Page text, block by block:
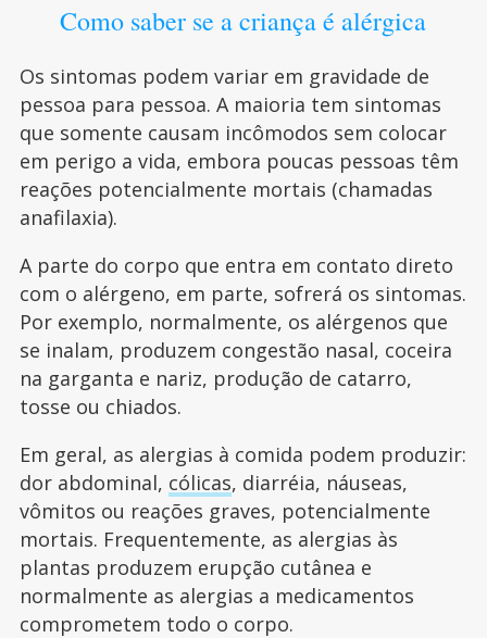
Como saber se a criança é alérgica
Os sintomas podem variar em gravidade de
pessoa para pessoa. A maioria tem sintomas
que somente causam incômodos sem colocar
em perigo a vida, embora poucas pessoas têm
reações potencialmente mortais (chamadas
anafilaxia).
A parte do corpo que entra em contato direto
com o alérgeno, em parte, sofrerá os sintomas.
Por exemplo, normalmente, os alérgenos que
se inalam, produzem congestão nasal, coceira
na garganta e nariz, produção de catarro,
tosse ou chiados.
Em geral, as alergias à comida podem produzir:
dor abdominal, cólicas, diarréia, náuseas,
vômitos ou reações graves, potencialmente
mortais. Frequentemente, as alergias às
plantas produzem erupção cutânea e
normalmente as alergias a medicamentos
comprometem todo o corpo.